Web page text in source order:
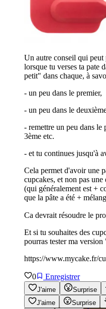
Un autre conseil qui peut
lorsque tu verses ta pate
petit" dans chaque, à
- un peu dans le premier,
- un peu dans le
- remettre un peu dans le
3ème etc.
- et tu continues jusqu'à
Cela permet d'avoir une
cupcakes, et non pas
(qui généralement est +
que la pâte a été +
Ca devrait résoudre le
Et si tu souhaites des
pourras tester ma
https://www.mycake.fr/
0 Enregistrer
J'aime Surprise
J'aime
Surprise